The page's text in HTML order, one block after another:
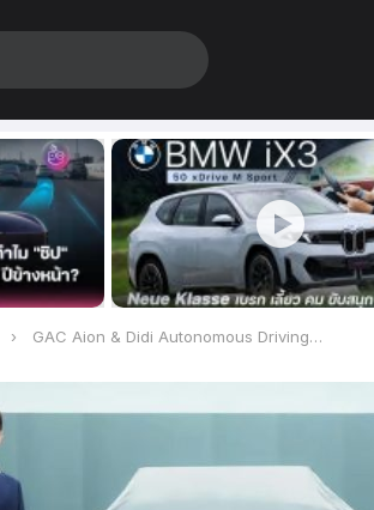
GAC Aion & Didi Autonomous Driving ร่วมผลิต Robotaxi (แท็กซี่ไร้คนขับ)